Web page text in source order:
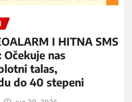
I HITNA SMS
Očekuje nas
talas,
do 40 stepeni